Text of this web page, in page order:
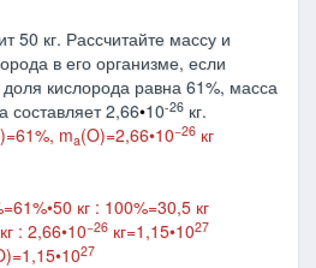
50 кг. Рассчитайте массу и
в его организме, если
доля кислорода равна 61%, масса
составляет 2,66•10-26 кг.
ma(O)=2,66•10−26 кг
кг : 100%=30,5 кг
: 2,66•10−26 кг=1,15•1027
•1027